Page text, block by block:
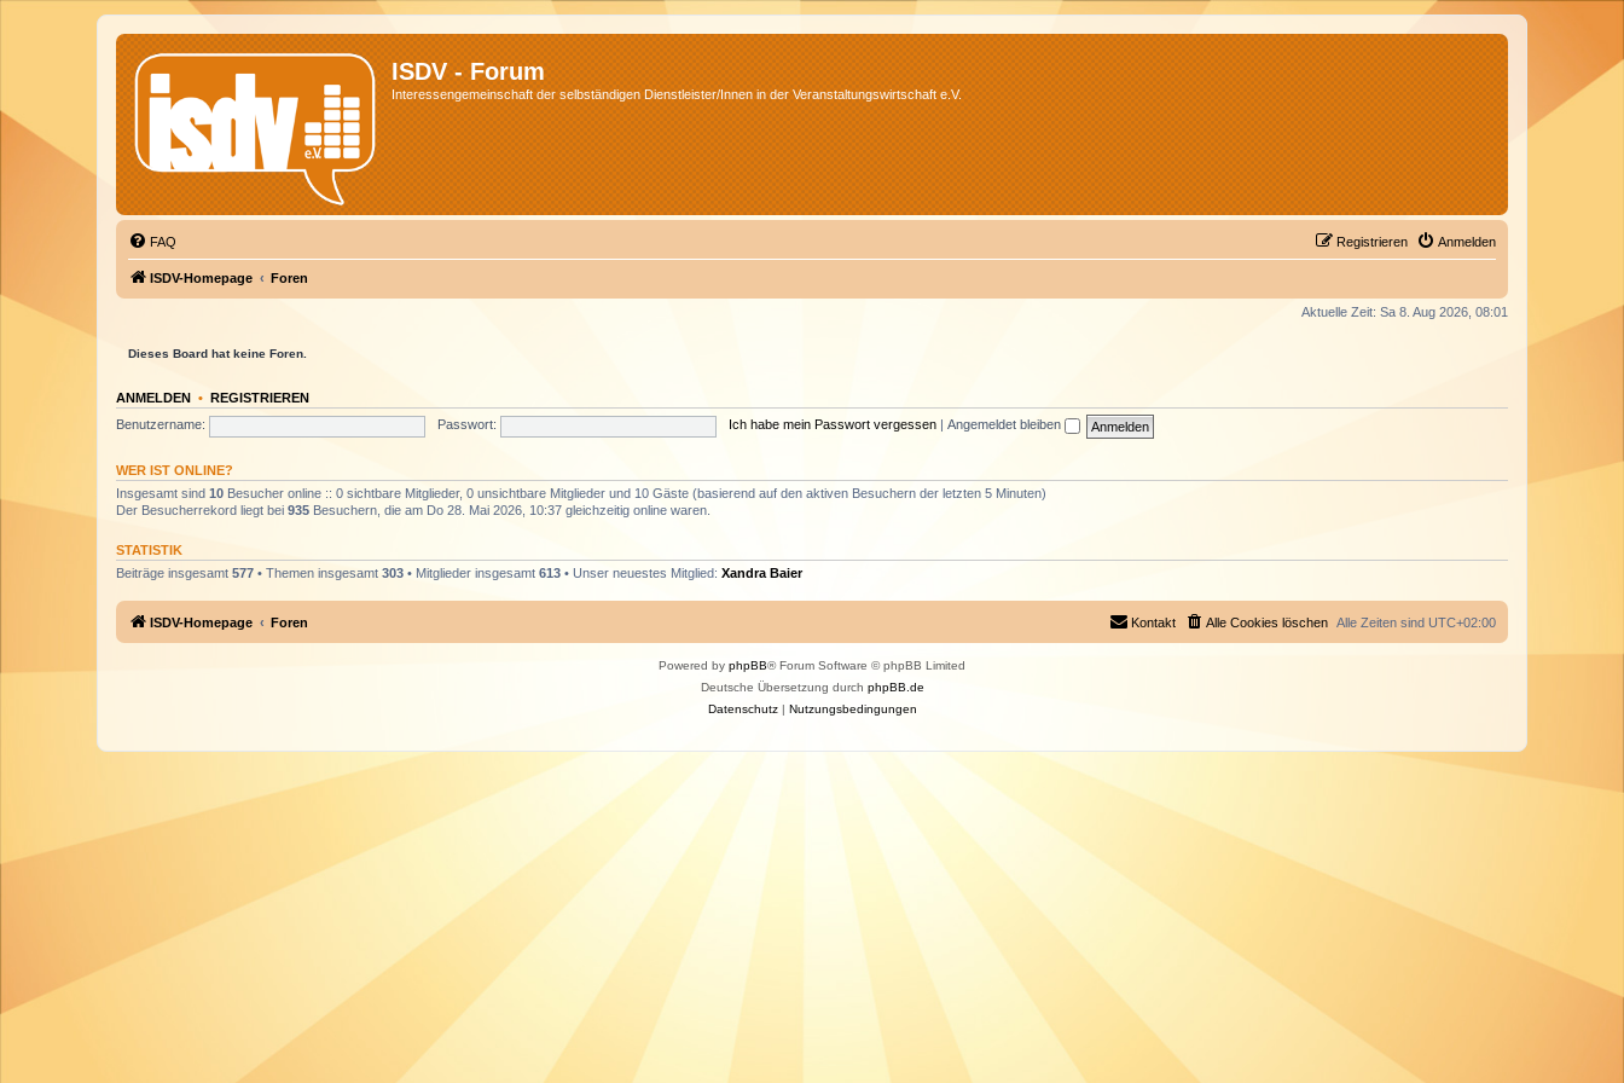
ISDV - Forum
Interessengemeinschaft der selbständigen Dienstleister/Innen in der Veranstaltungswirtschaft e.V.
FAQ Anmelden
Registrieren
ISDV-Homepage Foren
Aktuelle Zeit: Sa 8. Aug 2026, 08:01
Dieses Board hat keine Foren.
ANMELDEN • REGISTRIEREN
Benutzername:
Passwort: Ich habe mein Passwort vergessen Angemeldet bleiben
WER IST ONLINE?
Insgesamt sind 10 Besucher online :: 0 sichtbare Mitglieder, 0 unsichtbare Mitglieder und 10 Gäste (basierend auf den aktiven Besuchern der letzten 5 Minuten)
Der Besucherrekord liegt bei 935 Besuchern, die am Do 28. Mai 2026, 10:37 gleichzeitig online waren.
STATISTIK
Beiträge insgesamt 577 • Themen insgesamt 303 • Mitglieder insgesamt 613 • Unser neuestes Mitglied: Xandra Baier
ISDV-Homepage Foren Alle Zeiten sind UTC+02:00
Alle Cookies löschen
Kontakt
Powered by phpBB® Forum Software © phpBB Limited
Deutsche Übersetzung durch phpBB.de
Datenschutz| Nutzungsbedingungen